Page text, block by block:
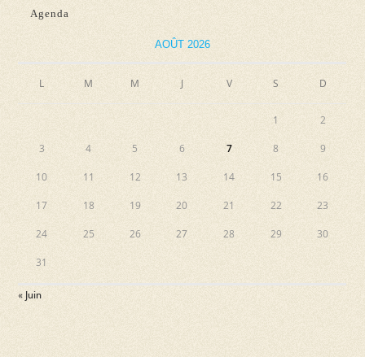
Agenda
AOÛT 2026
L M M J V S D
1 2
3 4 5 6 7 8 9
10 11 12 13 14 15 16
17 18 19 20 21 22 23
24 25 26 27 28 29 30
31
« Juin